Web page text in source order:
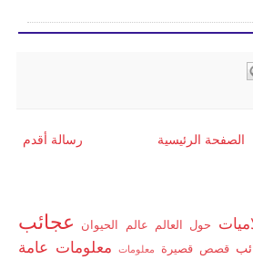
رسالة أقدم الصفحة الرئيسية
حول العالم عالم الحيوان
عجائب
قصص قصيرة معلومات معلومات عامة